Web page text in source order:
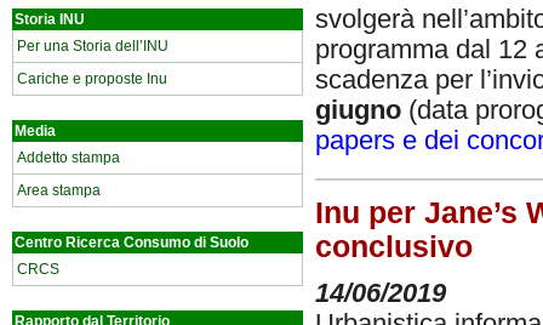
Storia INU
Per una Storia dell’INU
Cariche e proposte Inu
Media
Addetto stampa
Area stampa
Centro Ricerca Consumo di Suolo
CRCS
Rapporto dal Territorio
svolgerà
programma dal 12
scadenza per
giugno (data
papers e dei
Inu per Jane’s
conclusivo
14/06/2019